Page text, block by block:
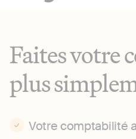
Faites votre
plus
Votre comptabilité